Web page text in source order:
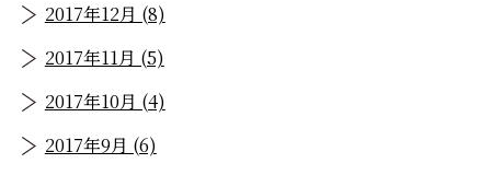
2017年12月 (8)
2017年11月 (5)
2017年10月 (4)
2017年9月 (6)